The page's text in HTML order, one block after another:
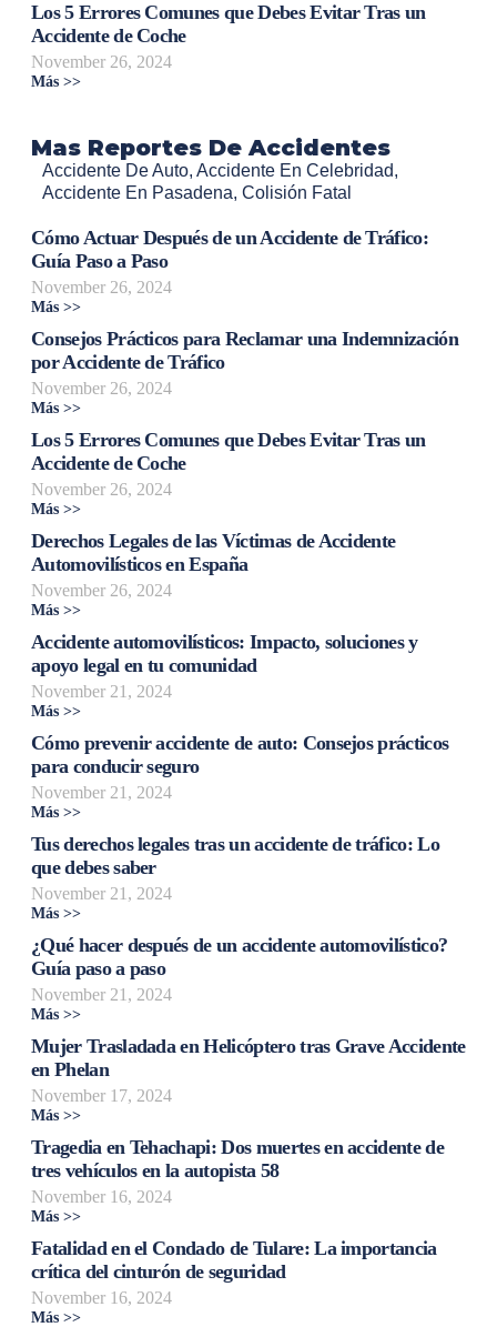
Los 5 Errores Comunes que Debes Evitar Tras un
Accidente de Coche
November 26, 2024
Más >>
Mas Reportes De Accidentes
Accidente De Auto, Accidente En Celebridad,
Accidente En Pasadena, Colisión Fatal
Cómo Actuar Después de un Accidente de Tráfico:
Guía Paso a Paso
November 26, 2024
Más >>
Consejos Prácticos para Reclamar una Indemnización
por Accidente de Tráfico
November 26, 2024
Más >>
Los 5 Errores Comunes que Debes Evitar Tras un
Accidente de Coche
November 26, 2024
Más >>
Derechos Legales de las Víctimas de Accidente
Automovilísticos en España
November 26, 2024
Más >>
Accidente automovilísticos: Impacto, soluciones y
apoyo legal en tu comunidad
November 21, 2024
Más >>
Cómo prevenir accidente de auto: Consejos prácticos
para conducir seguro
November 21, 2024
Más >>
Tus derechos legales tras un accidente de tráfico: Lo
que debes saber
November 21, 2024
Más >>
¿Qué hacer después de un accidente automovilístico?
Guía paso a paso
November 21, 2024
Más >>
Mujer Trasladada en Helicóptero tras Grave Accidente
en Phelan
November 17, 2024
Más >>
Tragedia en Tehachapi: Dos muertes en accidente de
tres vehículos en la autopista 58
November 16, 2024
Más >>
Fatalidad en el Condado de Tulare: La importancia
crítica del cinturón de seguridad
November 16, 2024
Más >>